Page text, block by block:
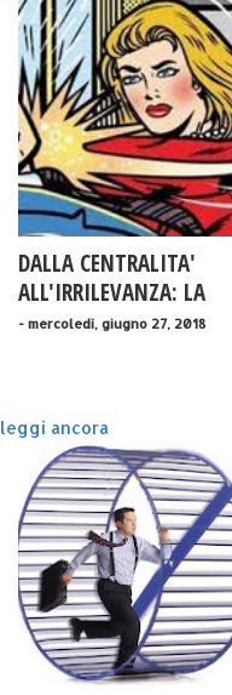
DALLA CENTRALITA'
ALL'IRRILEVANZA: LA
PARABOLA ESEMPLARE
- mercoledì, giugno 27, 2018
leggi ancora